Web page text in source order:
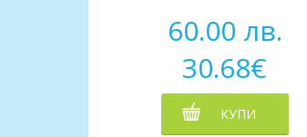
60.00 лв.
30.68€
КУПИ